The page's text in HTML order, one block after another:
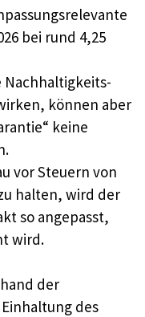
bei rund 4,25
können aber
keine
vor Steuern von
halten, wird der
so angepasst,
wird.
der
des